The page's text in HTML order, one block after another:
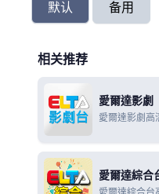
默认 备用
相关推荐
愛爾達影劇
愛爾達影劇高
愛爾達綜合